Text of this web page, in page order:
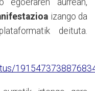
izango da
deituta.